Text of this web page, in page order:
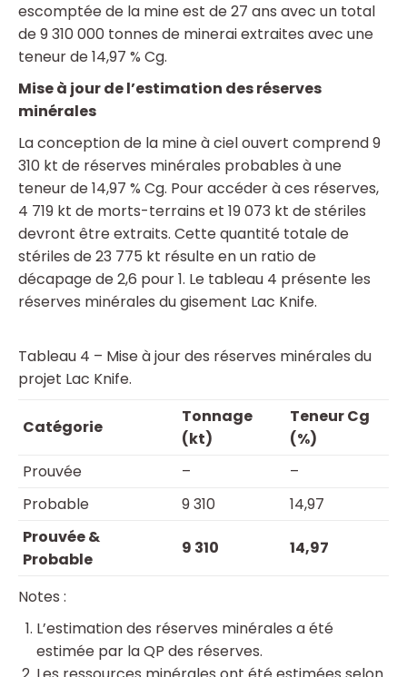
escomptée de la mine est de 27 ans avec un total
de 9 310 000 tonnes de minerai extraites avec une
teneur de 14,97 % Cg.
Mise à jour de l’estimation des réserves
minérales
La conception de la mine à ciel ouvert comprend 9
310 kt de réserves minérales probables à une
teneur de 14,97 % Cg. Pour accéder à ces réserves,
4 719 kt de morts-terrains et 19 073 kt de stériles
devront être extraits. Cette quantité totale de
stériles de 23 775 kt résulte en un ratio de
décapage de 2,6 pour 1. Le tableau 4 présente les
réserves minérales du gisement Lac Knife.
Tableau 4 – Mise à jour des réserves minérales du
projet Lac Knife.
Catégorie
Tonnage
(kt)
Teneur Cg
(%)
Prouvée
–
–
Probable
9 310
14,97
Prouvée &
Probable
9 310 14,97
Notes :
L’estimation des réserves minérales a été
estimée par la QP des réserves.